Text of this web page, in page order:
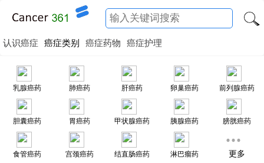
认识癌症 癌症类别 癌症药物 癌症护理
乳腺癌药 肺癌药 肝癌药 卵巢癌药 前列腺癌药
胆囊癌药 胃癌药 甲状腺癌药 胰腺癌药 膀胱癌药
食管癌药 宫颈癌药 结直肠癌药 淋巴瘤药 更多